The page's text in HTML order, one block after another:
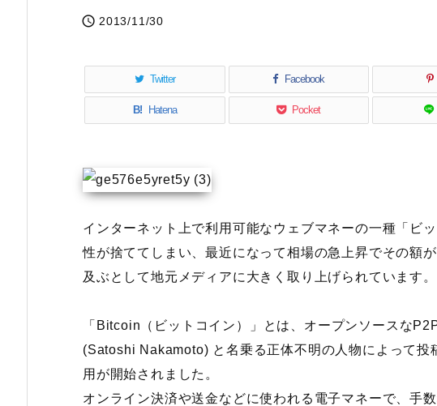
 2013/11/30
Twitter Facebook
B! Hatena Pocket
インターネット上で利用可能なウェブマネーの一種「ビ
性が捨ててしまい、最近になって相場の急上昇でその額
及ぶとして地元メディアに大きく取り上げられています。
「Bitcoin（ビットコイン）」とは、オープンソースな
(Satoshi Nakamoto) と名乗る正体不明の人物によって投
用が開始されました。
オンライン決済や送金などに使われる電子マネーで、手